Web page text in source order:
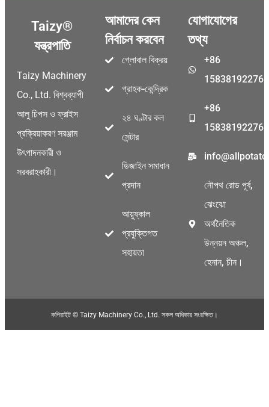
Taizy®
যন্ত্রপাতি
Taizy Machinery
Co., Ltd. বিশ্বব্যাপী
আলু চিপস ও ফ্রাইস
প্রক্রিয়াকরণ সরঞ্জাম
উৎপাদনকারী ও
সরবরাহকারী।
আমাদের কেন
নির্বাচন করবেন
গ্লোবাল বিক্রয়
গ্রাহক-কেন্দ্রিক
২৪ ঘণ্টার কল
সেন্টার
ডিজাইন সমাধান
প্রদান
আয়ুষ্কাল
প্রযুক্তিগত
সহায়তা
যোগাযোগের
তথ্য
+86
15838192276
+86
15838192276
নৌপথ রোড পূর্ব,
ঝেংঝো
অর্থনৈতিক
উন্নয়ন অঞ্চল,
হেনান, চীন।
কপিরাইট © Taizy Machinery Co., Ltd. সকল অধিকার সংরক্ষিত।